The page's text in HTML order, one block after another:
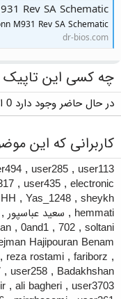
Rev SA Schematic
M931 Rev SA Schematic
dr-bios.com
چه کسی این تاپیک
در حال حاضر وجود دارد 0 اعضایی که این موضوع را مشاهده می کنند
کاربرانی که این
user113
,
user285
,
electronic
,
user435
,
sheykh
,
Yas_1248
,
hemmati
, سعید عباسپور ,
soltani
,
702
,
0and1
,
Hajipouran Benam
,
fariborz
,
reza rostami
,
Badakhshan
,
user258
,
user3703
,
ali bagheri
,